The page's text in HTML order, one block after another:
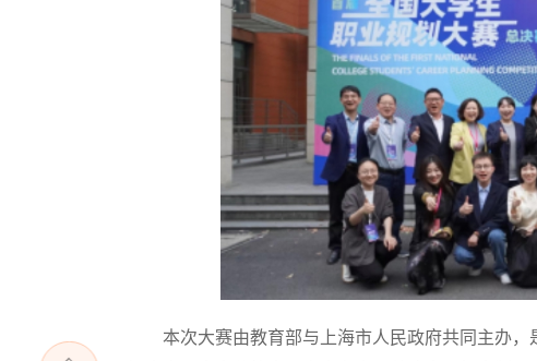
本次大赛由教育部与上海市人民政府共同主办，